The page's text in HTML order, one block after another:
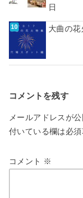
日
大曲の花
コメントを残す
メールアドレスが
付いている欄は必
コメント ※